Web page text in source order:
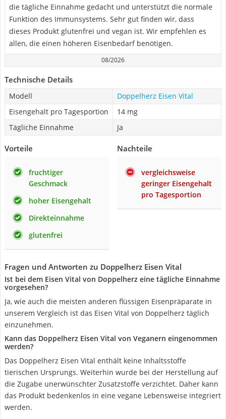
die tägliche Einnahme gedacht und unterstützt die normale
Funktion des Immunsystems. Sehr gut finden wir, dass
dieses Produkt glutenfrei und vegan ist. Wir empfehlen es
allen, die einen höheren Eisenbedarf benötigen.
08/2026
Technische Details
Modell
Doppelherz Eisen Vital
Eisengehalt pro Tagesportion
14 mg
Tägliche Einnahme
Ja
Vorteile
fruchtiger
Geschmack
hoher Eisengehalt
Direkteinnahme
glutenfrei
Nachteile
vergleichsweise
geringer Eisengehalt
pro Tagesportion
Fragen und Antworten zu Doppelherz Eisen Vital
Ist bei dem Eisen Vital von Doppelherz eine tägliche Einnahme
vorgesehen?
Ja, wie auch die meisten anderen flüssigen Eisenpräparate in
unserem Vergleich ist das Eisen Vital von Doppelherz täglich
einzunehmen.
Kann das Doppelherz Eisen Vital von Veganern eingenommen
werden?
Das Doppelherz Eisen Vital enthält keine Inhaltsstoffe
tierischen Ursprungs. Weiterhin wurde bei der Herstellung auf
die Zugabe unerwünschter Zusatzstoffe verzichtet. Daher kann
das Produkt bedenkenlos in eine vegane Lebensweise integriert
werden.